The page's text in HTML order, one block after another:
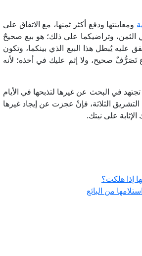
ومعاينتها ودفع أكثر ثمنها، مع الاتفاق على
الثمن، وتراضيكما على ذلك؛ هو بيع صحيحٌ
عليه يُبطل هذا البيع الذي بينكما، وتكون
تَصَرُّفٌ صحيح، ولا إثم عليك في أخذه؛ لأنه
في البحث عن غيرها لتذبحها في الأيام
الثلاثة، فإنْ عجزت عن إيجاد غيرها
على نيتك.
إذا هلكت؟
من البائع